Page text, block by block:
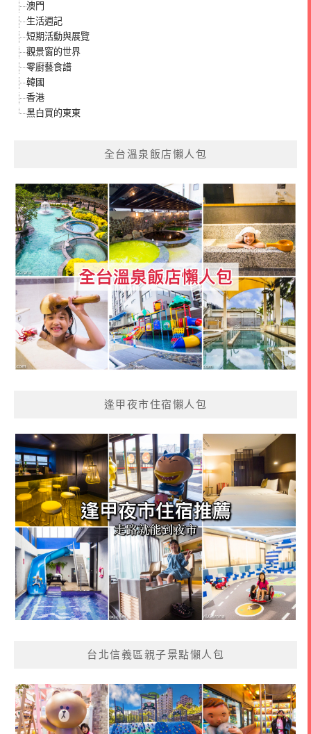
澳門
生活週記
短期活動與展覽
觀景窗的世界
零廚藝食譜
韓國
香港
黑白買的東東
全台溫泉飯店懶人包
逢甲夜市住宿懶人包
台北信義區親子景點懶人包